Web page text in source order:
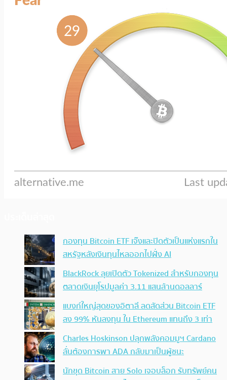
กองทุน Bitcoin ETF เจ๊งและปิดตัวเป็นแห่งแรกใน
สหรัฐหลังเงินทุนไหลออกไปฝั่ง AI
BlackRock ลุยเปิดตัว Tokenized สำหรับกองทุน
ตลาดเงินยุโรปมูลค่า 3.11 แสนล้านดอลลาร์
แบงก์ใหญ่สุดของอิตาลี ลดสัดส่วน Bitcoin ETF
ลง 99% หันลงทุน ใน Ethereum แทนถึง 3 เท่า
Charles Hoskinson ปลุกพลังคอมมูฯ Cardano
ลั่นต้องการพา ADA กลับมาเป็นผู้ชนะ
นักขุด Bitcoin สาย Solo เจอบล็อก รับทรัพย์คน